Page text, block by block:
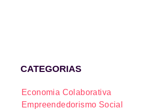
CATEGORIAS
Economia Colaborativa
Empreendedorismo Social